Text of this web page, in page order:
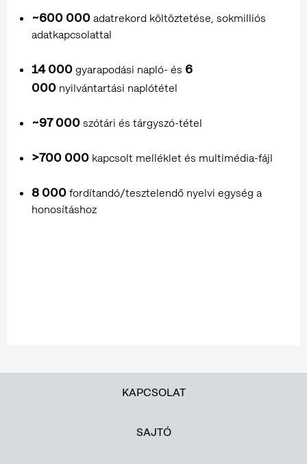
~600 000adatrekord költöztetése, sokmilliós
adatkapcsolattal
14 000gyarapodási napló- és 6
000nyilvántartási naplótétel
~97 000szótári és tárgyszó-tétel
>700 000kapcsolt melléklet és multimédia-fájl
8 000fordítandó/tesztelendő nyelvi egység a
honosításhoz
KAPCSOLAT
SAJTÓ